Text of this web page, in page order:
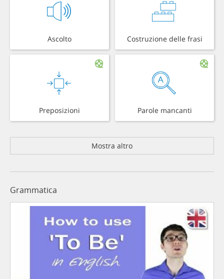
Ascolto Costruzione delle frasi
Preposizioni Parole mancanti
Mostra altro
Grammatica